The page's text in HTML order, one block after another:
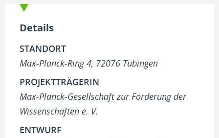
Details
STANDORT
Max-Planck-Ring 4, 72076 Tübingen
PROJEKTTRÄGERIN
Max-Planck-Gesellschaft zur Förderung der
Wissenschaften e. V.
ENTWURF